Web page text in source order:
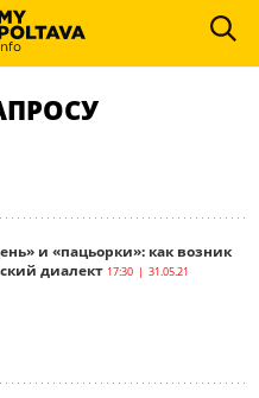
и «пацьорки»: как возник
диалект 17:30 | 31.05.21